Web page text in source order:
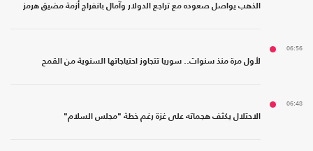
الذهب يواصل صعوده مع تراجع الدولار وآمال بانفراج أزمة مضيق هرمز
06:56
لأول مرة منذ سنوات.. سوريا تتجاوز احتياجاتها السنوية من القمح
06:48
الاحتلال يكثف هجماته على غزة رغم خطة "مجلس السلام"